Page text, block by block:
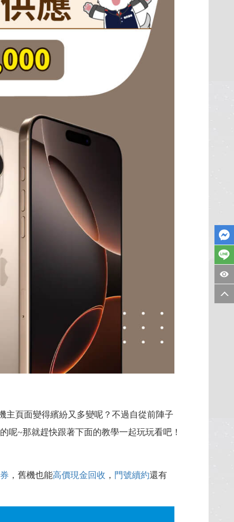
主頁面變得繽紛又多變呢？不過自從前陣子
呢~那就趕快跟著下面的教學一起玩玩看吧！
，舊機也能高價現金回收 ， 門號續約還有